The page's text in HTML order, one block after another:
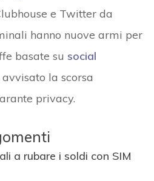
e Twitter da
hanno nuove armi per
basate su social
la scorsa
privacy.
a rubare i soldi con SIM